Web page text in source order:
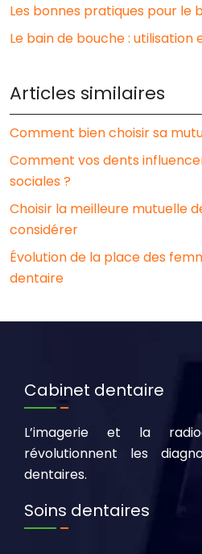
Les bonnes pratiques pour le
Le bain de bouche : utilisation
Articles similaires
Comment bien choisir sa
Comment vos dents
sociales ?
Choisir la meilleure mutuelle
considérer
Évolution de la place des
dentaire
Cabinet dentaire
L’imagerie et la
révolutionnent les
dentaires.
Soins dentaires